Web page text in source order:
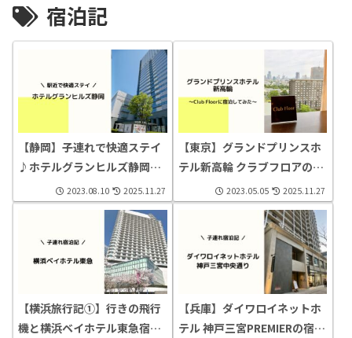
宿泊記
【静岡】子連れで快適ステイ
♪ホテルグランヒルズ静岡の
宿泊記（レビュー）
2023.08.10 2025.11.27
【東京】グランドプリンスホ
テル新高輪 クラブフロアの宿
泊記（レビュー）
2023.05.05 2025.11.27
【横浜旅行記①】行きの飛行
機と横浜ベイホテル東急宿泊
【兵庫】ダイワロイネットホ
テル 神戸三宮PREMIERの宿泊